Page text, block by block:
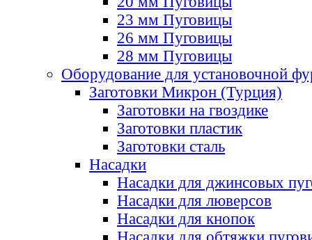
23 мм Пуговицы
26 мм Пуговицы
28 мм Пуговицы
Оборудование для установочной
Заготовки Микрон (Турция)
Заготовки на гвоздике
Заготовки пластик
Заготовки сталь
Насадки
Насадки для джинсовых
Насадки для люверсов
Насадки для кнопок